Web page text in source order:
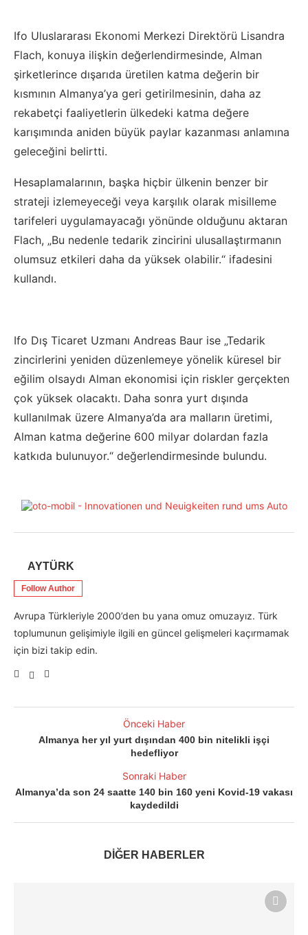
Ifo Uluslararası Ekonomi Merkezi Direktörü Lisandra
Flach, konuya ilişkin değerlendirmesinde, Alman
şirketlerince dışarıda üretilen katma değerin bir
kısmının Almanya’ya geri getirilmesinin, daha az
rekabetçi faaliyetlerin ülkedeki katma değere
karışımında aniden büyük paylar kazanması anlamına
geleceğini belirtti.
Hesaplamalarının, başka hiçbir ülkenin benzer bir
strateji izlemeyeceği veya karşılık olarak misilleme
tarifeleri uygulamayacağı yönünde olduğunu aktaran
Flach, „Bu nedenle tedarik zincirini ulusallaştırmanın
olumsuz etkileri daha da yüksek olabilir.“ ifadesini
kullandı.
Ifo Dış Ticaret Uzmanı Andreas Baur ise „Tedarik
zincirlerini yeniden düzenlemeye yönelik küresel bir
eğilim olsaydı Alman ekonomisi için riskler gerçekten
çok yüksek olacaktı. Daha sonra yurt dışında
kullanılmak üzere Almanya’da ara malların üretimi,
Alman katma değerine 600 milyar dolardan fazla
katkıda bulunuyor.“ değerlendirmesinde bulundu.
AYTÜRK
Follow Author
Avrupa Türkleriyle 2000’den bu yana omuz omuzayız. Türk
toplumunun gelişimiyle ilgili en güncel gelişmeleri kaçırmamak
için bizi takip edin.
Önceki Haber
Almanya her yıl yurt dışından 400 bin nitelikli işçi
hedefliyor
Sonraki Haber
Almanya’da son 24 saatte 140 bin 160 yeni Kovid-19 vakası
kaydedildi
DİĞER HABERLER